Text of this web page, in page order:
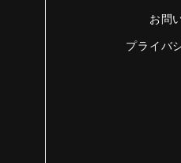
お問
プライバ